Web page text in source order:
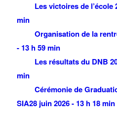
Les victoires de l’école
min
Organisation de la
- 13 h 59 min
Les résultats du DNB
min
Cérémonie de
SIA28 juin 2026 - 13 h 18 min